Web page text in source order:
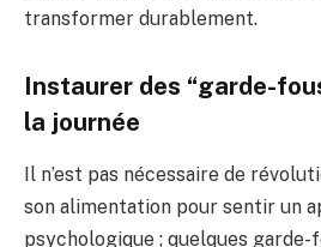
transformer durablement.
Instaurer des “garde-
la journée
Il n’est pas nécessaire de
son alimentation pour sentir un
psychologique ; quelques garde-